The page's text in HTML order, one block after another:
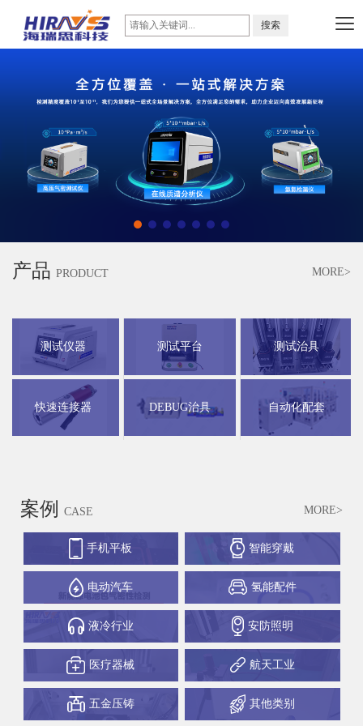
产品 PRODUCT MORE>
测试仪器 测试平台 测试治具
快速连接器 DEBUG治具 自动化配套
案例 CASE MORE>
手机平板 智能穿戴
电动汽车 氢能配件
液冷行业 安防照明
医疗器械 航天工业
五金压铸 其他类别